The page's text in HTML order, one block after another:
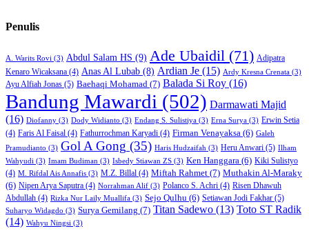
Penulis
A. Warits Rovi (3) Abdul Salam HS (9) Ade Ubaidil (71) Adipatra
Kenaro Wicaksana (4) Anas Al Lubab (8) Ardian Je (15) Ardy Kresna Crenata (3)
Ayu Alfiah Jonas (5) Baehaqi Mohamad (7) Balada Si Roy (16)
Bandung Mawardi (502) Darmawati Majid
(16) Diofanny (3) Dody Widianto (3) Endang S. Sulistiya (3) Erna Surya (3) Erwin Setia
(4) Faris Al Faisal (4) Fathurrochman Karyadi (4) Firman Venayaksa (6) Galeh
Pramudianto (3) Gol A Gong (35) Haris Hudzaifah (3) Heru Anwari (5) Ilham
Wahyudi (3) Imam Budiman (3) Isbedy Stiawan ZS (3) Ken Hanggara (6) Kiki Sulistyo
(4) M. Rifdal Ais Annafis (3) M.Z. Billal (4) Miftah Rahmet (7) Muthakin Al-Maraky
(6) Nipen Arya Saputra (4) Norrahman Alif (3) Polanco S. Achri (4) Risen Dhawuh
Abdullah (4) Rizka Nur Laily Muallifa (3) Sejo Qulhu (6) Setiawan Jodi Fakhar (5)
Suharyo Widagdo (3) Surya Gemilang (7) Titan Sadewo (13) Toto ST Radik
(14) Wahyu Ningsi (3)